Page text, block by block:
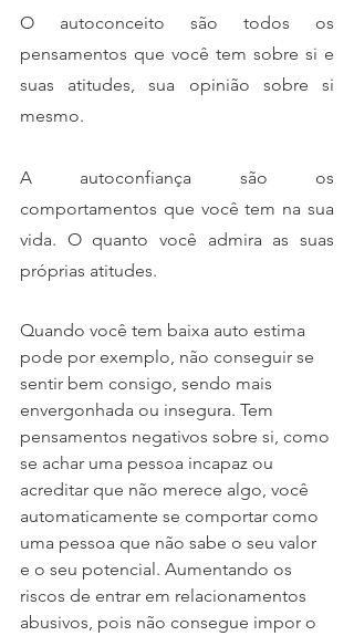
O autoconceito são todos os
pensamentos que você tem sobre si e
suas atitudes, sua opinião sobre si
mesmo.
A autoconfiança são os
comportamentos que você tem na sua
vida. O quanto você admira as suas
próprias atitudes.
Quando você tem baixa auto estima
pode por exemplo, não conseguir se
sentir bem consigo, sendo mais
envergonhada ou insegura. Tem
pensamentos negativos sobre si, como
se achar uma pessoa incapaz ou
acreditar que não merece algo, você
automaticamente se comportar como
uma pessoa que não sabe o seu valor
e o seu potencial. Aumentando os
riscos de entrar em relacionamentos
abusivos, pois não consegue impor o